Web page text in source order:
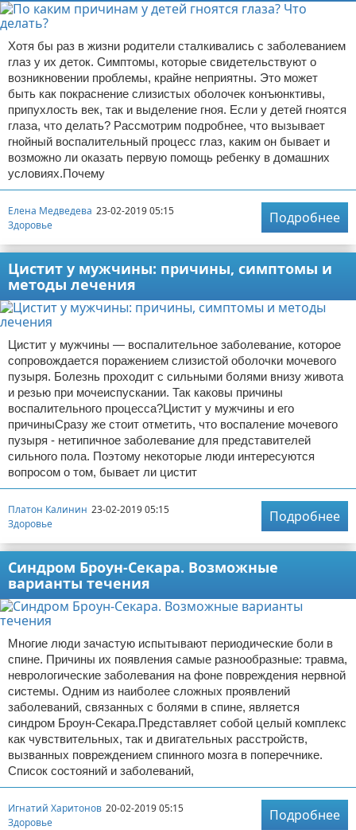
Хотя бы раз в жизни родители сталкивались с заболеванием
глаз у их деток. Симптомы, которые свидетельствуют о
возникновении проблемы, крайне неприятны. Это может
быть как покраснение слизистых оболочек конъюнктивы,
припухлость век, так и выделение гноя. Если у детей гноятся
глаза, что делать? Рассмотрим подробнее, что вызывает
гнойный воспалительный процесс глаз, каким он бывает и
возможно ли оказать первую помощь ребенку в домашних
условиях.Почему
Елена Медведева 23-02-2019 05:15
Здоровье
Подробнее
Цистит у мужчины: причины, симптомы и
методы лечения
Цистит у мужчины — воспалительное заболевание, которое
сопровождается поражением слизистой оболочки мочевого
пузыря. Болезнь проходит с сильными болями внизу живота
и резью при мочеиспускании. Так каковы причины
воспалительного процесса?Цистит у мужчины и его
причиныСразу же стоит отметить, что воспаление мочевого
пузыря - нетипичное заболевание для представителей
сильного пола. Поэтому некоторые люди интересуются
вопросом о том, бывает ли цистит
Платон Калинин 23-02-2019 05:15
Здоровье
Подробнее
Синдром Броун-Секара. Возможные
варианты течения
Многие люди зачастую испытывают периодические боли в
спине. Причины их появления самые разнообразные: травма,
неврологические заболевания на фоне повреждения нервной
системы. Одним из наиболее сложных проявлений
заболеваний, связанных с болями в спине, является
синдром Броун-Секара.Представляет собой целый комплекс
как чувствительных, так и двигательных расстройств,
вызванных повреждением спинного мозга в поперечнике.
Список состояний и заболеваний,
Игнатий Харитонов 20-02-2019 05:15
Здоровье
Подробнее